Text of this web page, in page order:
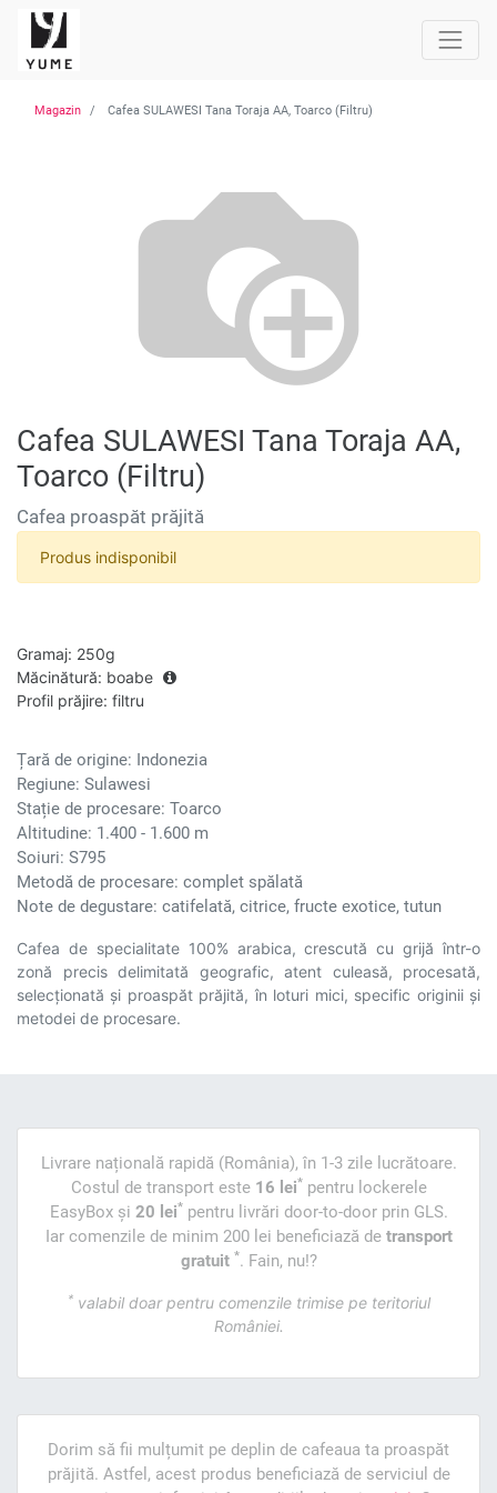
Magazin Cafea SULAWESI Tana Toraja AA, Toarco (Filtru)
Cafea SULAWESI Tana Toraja AA,
Toarco (Filtru)
Cafea proaspăt prăjită
Produs indisponibil
Gramaj: 250g
Măcinătură: boabe
Profil prăjire: filtru
Țară de origine: Indonezia
Regiune: Sulawesi
Stație de procesare: Toarco
Altitudine: 1.400 - 1.600 m
Soiuri: S795
Metodă de procesare: complet spălată
Note de degustare: catifelată, citrice, fructe exotice, tutun
Cafea de specialitate 100% arabica, crescută cu grijă într-o
zonă precis delimitată geografic, atent culeasă, procesată,
selecționată și proaspăt prăjită, în loturi mici, specific originii și
metodei de procesare.
Livrare națională rapidă (România), în 1-3 zile lucrătoare.
Costul de transport este 16 lei* pentru lockerele
EasyBox și 20 lei* pentru livrări door-to-door prin GLS.
Iar comenzile de minim 200 lei beneficiază de transport
gratuit *. Fain, nu!?
*valabil doar pentru comenzile trimise pe teritoriul
României.
Dorim să fii mulțumit pe deplin de cafeaua ta proaspăt
prăjită. Astfel, acest produs beneficiază de serviciul de